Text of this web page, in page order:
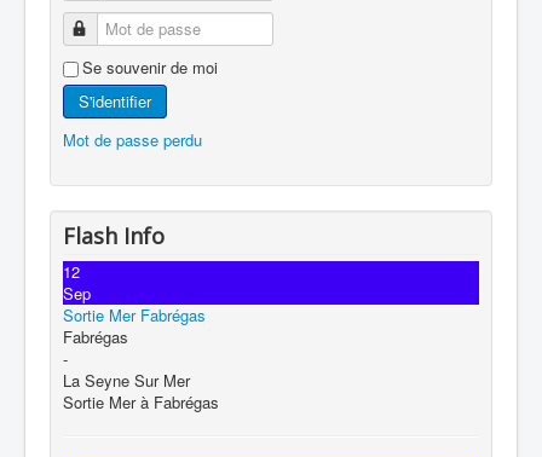
Se souvenir de moi
S'identifier
Mot de passe perdu
Flash Info
12
Sep
Sortie Mer Fabrégas
Fabrégas
-
La Seyne Sur Mer
Sortie Mer à Fabrégas